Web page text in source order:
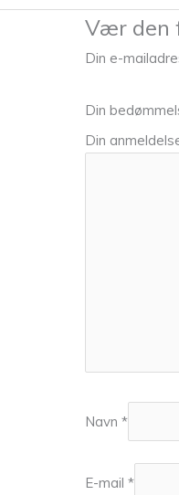
Vær den
Din e-
Din
Din
Navn *
E-mail *